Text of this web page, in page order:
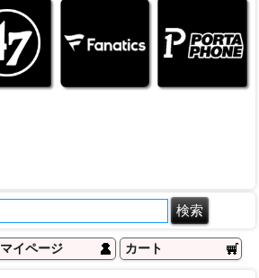
マイページ カート